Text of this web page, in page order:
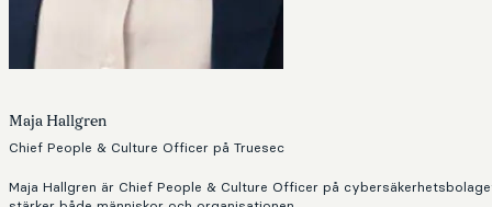
Maja Hallgren
Chief People & Culture Officer på Truesec
Maja Hallgren är Chief People & Culture Officer på